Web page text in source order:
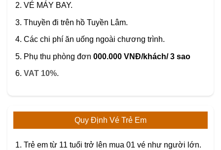
VÉ MÁY BAY.
Thuyền đi trên hồ Tuyền Lâm.
Các chi phí ăn uống ngoài chương trình.
Phụ thu phòng đơn 000.000 VNĐ/khách/ 3 sao
VAT 10%.
Quy Định Vé Trẻ Em
Trẻ em từ 11 tuổi trở lên mua 01 vé như người lớn.